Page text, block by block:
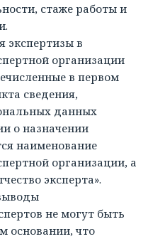
стаже работы и
экспертизы в
организации
в первом
сведения,
данных
о назначении
наименование
организации, а
эксперта».
не могут быть
основании, что